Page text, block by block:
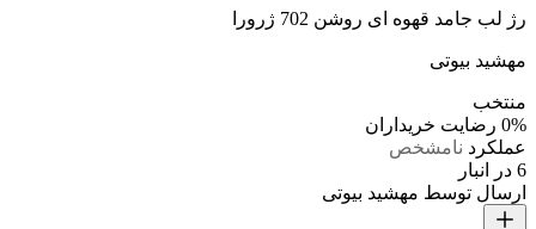
رژ لب جامد قهوه ای روشن 702 ژرورا
مهشید بیوتی
منتخب
0% رضایت خریداران
عملکرد نامشخص
6 در انبار
ارسال توسط مهشید بیوتی